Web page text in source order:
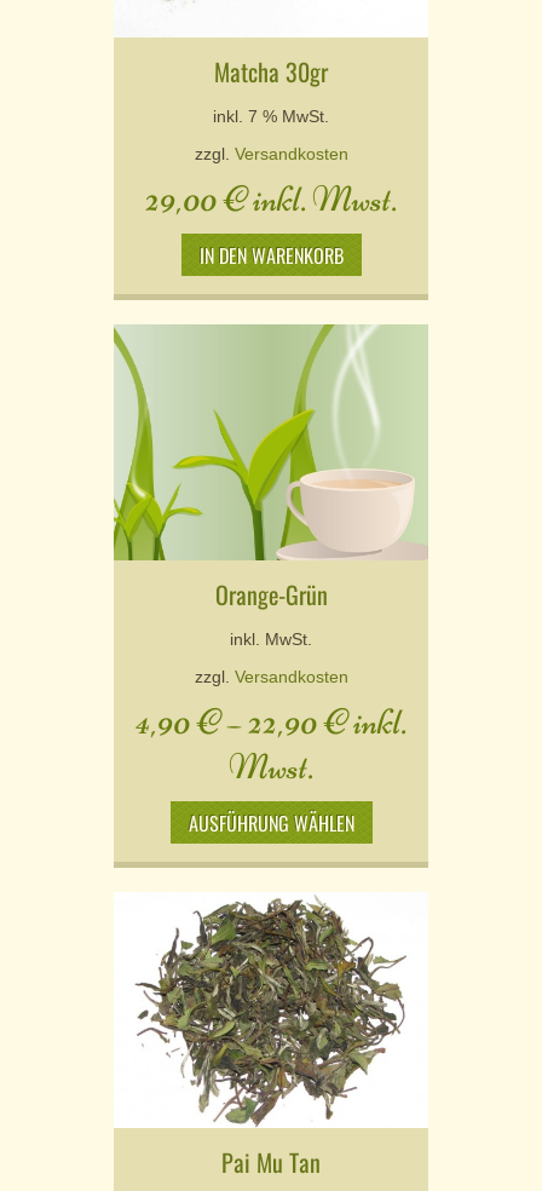
Matcha 30gr
inkl. 7 % MwSt.
zzgl. Versandkosten
29,00€inkl. Mwst.
IN DEN WARENKORB
Orange-Grün
inkl. MwSt.
zzgl. Versandkosten
4,90€–22,90€inkl.
Mwst.
AUSFÜHRUNG WÄHLEN
Pai Mu Tan